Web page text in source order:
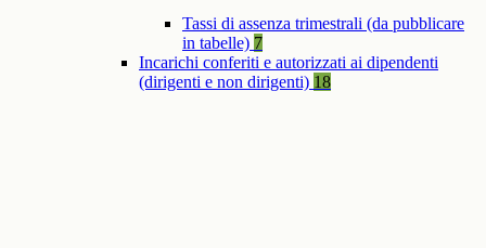
Tassi di assenza trimestrali (da pubblicare
in tabelle) 7
Incarichi conferiti e autorizzati ai dipendenti
(dirigenti e non dirigenti) 18